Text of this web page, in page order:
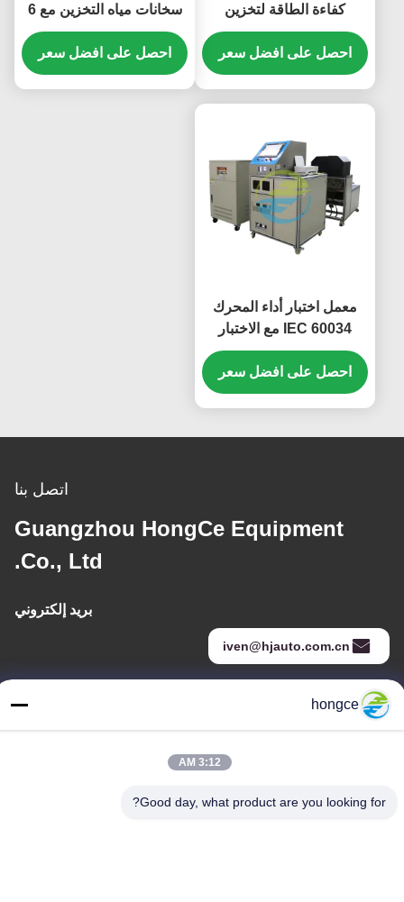
كفاءة الطاقة لتخزين
سخانات المياه
احصل على افضل سعر
سخانات مياه التخزين مع 6
محطات
احصل على افضل سعر
معمل اختبار أداء المحرك
IEC 60034 مع الاختبار
اليدوي والآلي
احصل على افضل سعر
اتصل بنا
Guangzhou HongCe Equipment
Co., Ltd.
بريد إلكتروني
iven@hjauto.com.cn
hongce
3:12 AM
Good day, what product are you looking for?